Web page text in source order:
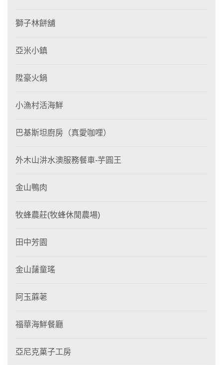
獅子林餅舖
亞米小鎮
陞豪火鍋
小漁村活海鮮
巴基斯坦廚房（真愛咖哩）
外木山汫水澳服務餐車-芋圓王
金山鴨肉
牧蜂農莊(牧蜂休閒農場)
田中芳園
金山藷童瑤
阿玉蔴荖
福華海鮮餐廳
亞尼克菓子工房